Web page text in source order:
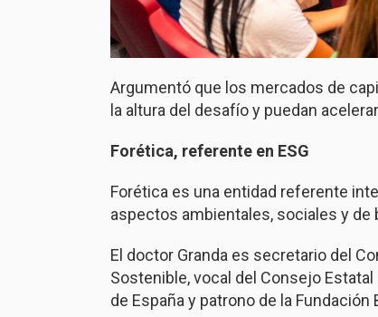
Argumentó que los mercados de
la altura del desafío y puedan
Forética, referente en ESG
Forética es una entidad referente
aspectos ambientales, sociales y de
El doctor Granda es secretario del
Sostenible, vocal del Consejo
de España y patrono de la Fundación